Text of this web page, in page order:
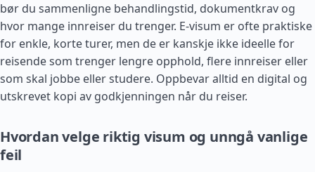
bør du sammenligne behandlingstid, dokumentkrav og
hvor mange innreiser du trenger. E-visum er ofte praktiske
for enkle, korte turer, men de er kanskje ikke ideelle for
reisende som trenger lengre opphold, flere innreiser eller
som skal jobbe eller studere. Oppbevar alltid en digital og
utskrevet kopi av godkjenningen når du reiser.
Hvordan velge riktig visum og unngå vanlige
feil